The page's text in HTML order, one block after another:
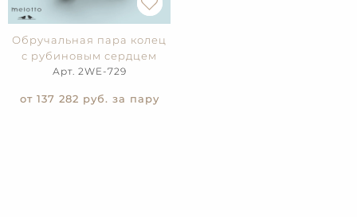
Обручальная пара колец
с рубиновым сердцем
Арт. 2WE-729
от 137 282 руб. за пару